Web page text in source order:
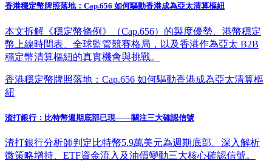
香港穩定幣牌照落地：Cap.656 如何驅動香港成為亞太清算樞紐
本文拆解《穩定幣條例》（Cap.656）的製度優勢、港幣穩定
幣上線時間表、全球監管競賽格局，以及香港作為亞太 B2B
穩定幣清算樞紐的真實機會與挑戰。
香港穩定幣牌照落地：Cap.656 如何驅動香港成為亞太清算樞
紐
渣打銀行：比特幣週期底部已現——關注三大確認信號
渣打銀行分析師判定比特幣5.9萬美元為週期底部。深入解析
微策略增持、ETF資金流入及油價變動三大核心確認信號。